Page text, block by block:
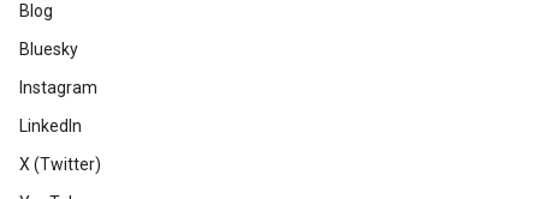
Blog
Bluesky
Instagram
LinkedIn
X (Twitter)